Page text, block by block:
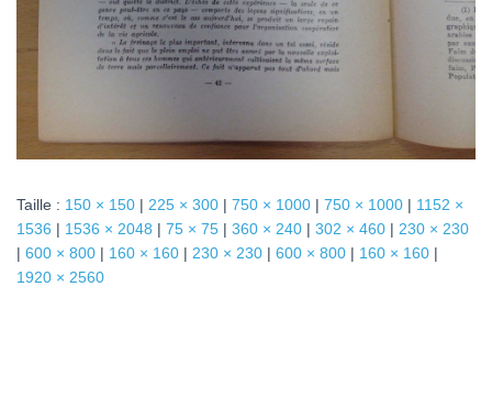
Taille : 150 × 150 | 225 × 300 | 750 × 1000 | 750 × 1000 | 1152 ×
1536 | 1536 × 2048 | 75 × 75 | 360 × 240 | 302 × 460 | 230 × 230
| 600 × 800 | 160 × 160 | 230 × 230 | 600 × 800 | 160 × 160 |
1920 × 2560